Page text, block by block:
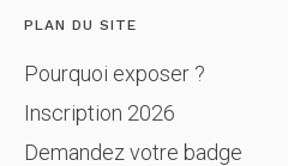
PLAN DU SITE
Pourquoi exposer ?
Inscription 2026
Demandez votre badge